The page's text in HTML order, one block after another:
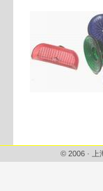
© 2006 · 上